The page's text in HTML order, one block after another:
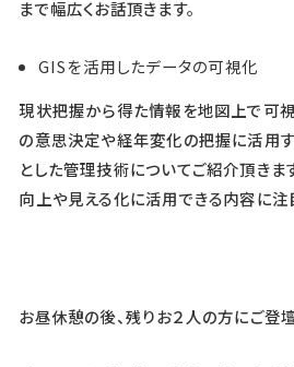
まで幅広くお話頂きます。
GISを活用したデータの可視化
現状把握から得た情報を地図上で可
の意思決定や経年変化の把握に活用
とした管理技術についてご紹介頂きま
向上や見える化に活用できる内容に注
お昼休憩の後、残りお２人の方にご登